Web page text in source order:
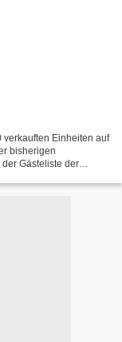
verkauften Einheiten auf
bisherigen
Gästeliste der